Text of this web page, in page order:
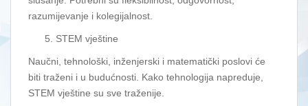
razumijevanje i kolegijalnost.
STEM vještine
Naučni, tehnološki, inženjerski i matematički poslovi će
biti traženi i u budućnosti. Kako tehnologija napreduje,
STEM vještine su sve traženije.